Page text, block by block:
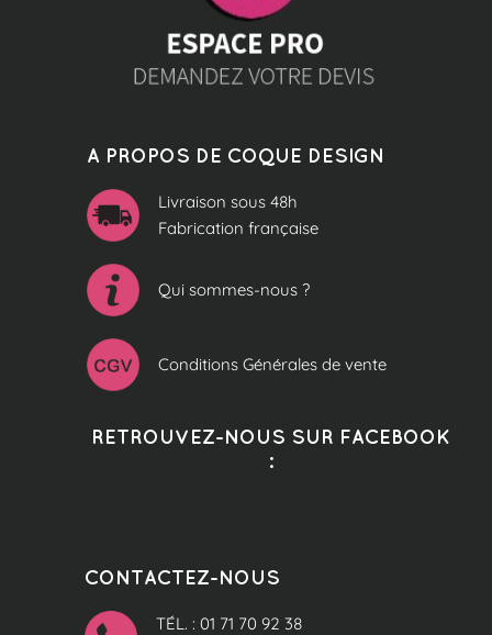
A PROPOS DE COQUE DESIGN
Livraison sous 48h
Fabrication française
Qui sommes-nous ?
Conditions Générales de vente
RETROUVEZ-NOUS SUR FACEBOOK
:
CONTACTEZ-NOUS
TÉL. : 01 71 70 92 38